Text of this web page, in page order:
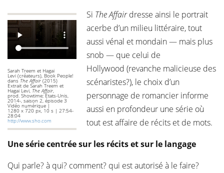
Sarah Treem et Hagai
Levi (créateurs), Book People!
dans The Affair(2015)
Extrait de Sarah Treem et
Hagai Levi, The Affair
prod. Showtime; États-Unis,
2014-, saison 2, épisode 3
Vidéo numérique |
1280 x 720 px, 10 s | 27:54-
28:04
http://www.sho.com
Si The Affairdresse ainsi le portrait
acerbe d’un milieu littéraire, tout
aussi vénal et mondain — mais plus
snob — que celui de
Hollywood (revanche malicieuse des
scénaristes?), le choix d’un
personnage de romancier informe
aussi en profondeur une série où
tout est affaire de récits et de mots.
Une série centrée sur les récits et sur le langage
Qui parle? à qui? comment? qui est autorisé à le faire?